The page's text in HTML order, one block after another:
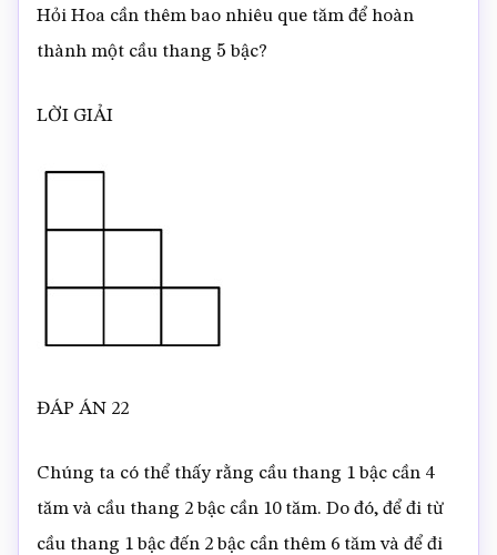
Hỏi Hoa cần thêm bao nhiêu que tăm để hoàn
thành một cầu thang 5 bậc?
LỜI GIẢI
ĐÁP ÁN 22
Chúng ta có thể thấy rằng cầu thang 1 bậc cần 4
tăm và cầu thang 2 bậc cần 10 tăm. Do đó, để đi từ
cầu thang 1 bậc đến 2 bậc cần thêm 6 tăm và để đi